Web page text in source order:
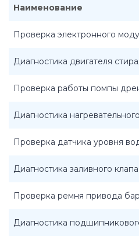
Наименование
Проверка электронного
Диагностика двигателя
Проверка работы помпы
Диагностика
Проверка датчика уровня
Диагностика заливного
Проверка ремня привода
Диагностика